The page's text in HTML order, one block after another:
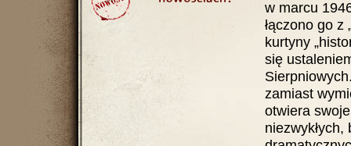
w marcu
łączono go z
kurtyny
się
zamiast
otwiera